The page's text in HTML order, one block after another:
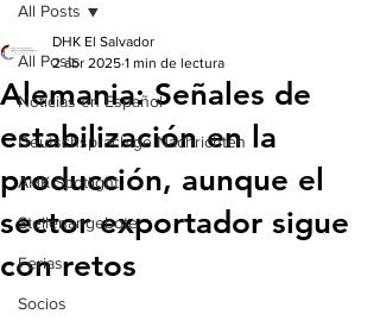
All Posts
Noticias en Español
Deutschsprachige Nachrichten
AHK Spotlight
Stellenangebote
Ferias
Socios
All Posts
Alemania: Señales de
estabilización en la
producción, aunque el
sector exportador sigue
con retos
DHK El Salvador
2 abr 2025 1 min de lectura